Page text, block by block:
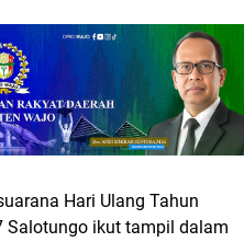
Hari Ulang Tahun
Salotungo ikut tampil dalam